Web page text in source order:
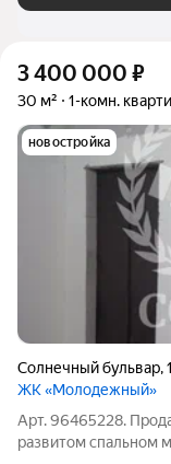
3 400 000 ₽
30 м² 1-комн.
новостройка
Солнечный бульвар,
ЖК «Молодежный»
Арт. 96465228.
развитом спальном